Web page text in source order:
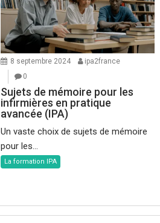
8 septembre 2024
ipa2france
0
Sujets de mémoire pour les
infirmières en pratique
avancée (IPA)
Un vaste choix de sujets de mémoire
pour les...
La formation IPA